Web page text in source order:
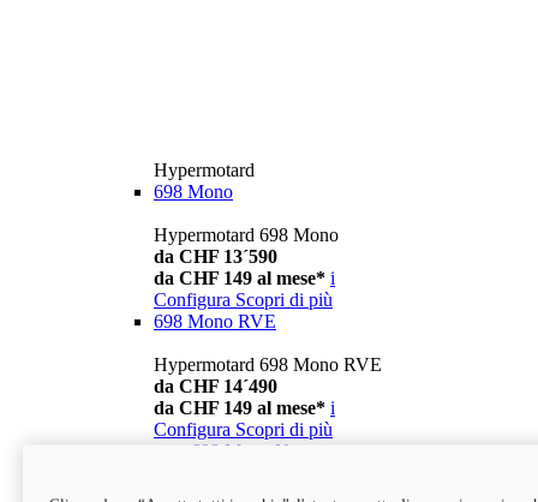
Hypermotard
698 Mono
Hypermotard 698 Mono
da CHF 13´590
da CHF 149 al mese* i
Configura Scopri di più
698 Mono RVE
Hypermotard 698 Mono RVE
da CHF 14´490
da CHF 149 al mese* i
Configura Scopri di più
698 Mono Nera
Hypermotard 698 Mono Nera